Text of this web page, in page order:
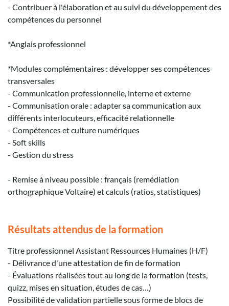
- Contribuer à l'élaboration et au suivi du développement des
compétences du personnel
*Anglais professionnel
*Modules complémentaires : développer ses compétences
transversales
- Communication professionnelle, interne et externe
- Communisation orale : adapter sa communication aux
différents interlocuteurs, efficacité relationnelle
- Compétences et culture numériques
- Soft skills
- Gestion du stress
- Remise à niveau possible : français (remédiation
orthographique Voltaire) et calculs (ratios, statistiques)
Résultats attendus de la formation
Titre professionnel Assistant Ressources Humaines (H/F)
- Délivrance d'une attestation de fin de formation
- Évaluations réalisées tout au long de la formation (tests,
quizz, mises en situation, études de cas…)
Possibilité de validation partielle sous forme de blocs de